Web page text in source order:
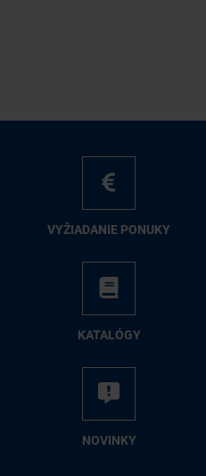
VY­ŽIA­DA­NIE PO­NU­KY
KA­TA­LÓ­GY
NO­VIN­KY